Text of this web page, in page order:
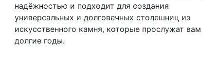
надёжностью и подходит для создания
универсальных и долговечных столешниц из
искусственного камня, которые прослужат вам
долгие годы.